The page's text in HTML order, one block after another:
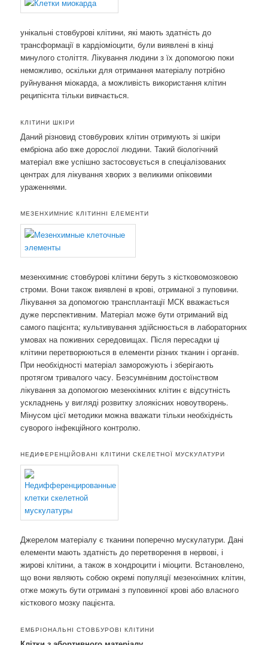
унікальні стовбурові клітини, які мають здатність до
трансформації в кардіоміоцити, були виявлені в кінці
минулого століття. Лікування людини з їх допомогою поки
неможливо, оскільки для отримання матеріалу потрібно
руйнування міокарда, а можливість використання клітин
реципієнта тільки вивчається.
КЛІТИНИ ШКІРИ
Даний різновид стовбурових клітин отримують зі шкіри
ембріона або вже дорослої людини. Такий біологічний
матеріал вже успішно застосовується в спеціалізованих
центрах для лікування хворих з великими опіковими
ураженнями.
МЕЗЕНХИМНИЄ КЛІТИННІ ЕЛЕМЕНТИ
мезенхимниє стовбурові клітини беруть з кістковомозковою
строми. Вони також виявлені в крові, отриманої з пуповини.
Лікування за допомогою трансплантації МСК вважається
дуже перспективним. Матеріал може бути отриманий від
самого пацієнта; культивування здійснюється в лабораторних
умовах на поживних середовищах. Після пересадки ці
клітини перетворюються в елементи різних тканин і органів.
При необхідності матеріал заморожують і зберігають
протягом тривалого часу. Безсумнівним достоїнством
лікування за допомогою мезенхімних клітин є відсутність
ускладнень у вигляді розвитку злоякісних новоутворень.
Мінусом цієї методики можна вважати тільки необхідність
суворого інфекційного контролю.
НЕДИФЕРЕНЦІЙОВАНІ КЛІТИНИ СКЕЛЕТНОЇ МУСКУЛАТУРИ
Джерелом матеріалу є тканини поперечно мускулатури. Дані
елементи мають здатність до перетворення в нервові, і
жирові клітини, а також в хондроцити і міоцити. Встановлено,
що вони являють собою окремі популяції мезенхімних клітин,
отже можуть бути отримані з пуповинної крові або власного
кісткового мозку пацієнта.
ЕМБРІОНАЛЬНІ СТОВБУРОВІ КЛІТИНИ